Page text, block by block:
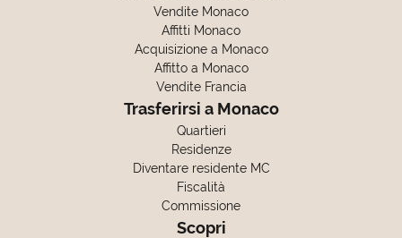
Vendite Monaco
Affitti Monaco
Acquisizione a Monaco
Affitto a Monaco
Vendite Francia
Trasferirsi a Monaco
Quartieri
Residenze
Diventare residente MC
Fiscalità
Commissione
Scopri